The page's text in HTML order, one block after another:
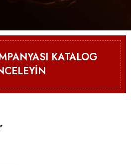
KATALOG